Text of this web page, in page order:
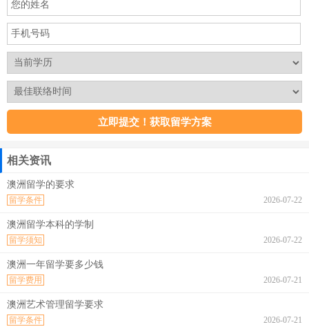
相关资讯
澳洲留学的要求
2026-07-22
留学条件
澳洲留学本科的学制
2026-07-22
留学须知
澳洲一年留学要多少钱
2026-07-21
留学费用
澳洲艺术管理留学要求
2026-07-21
留学条件